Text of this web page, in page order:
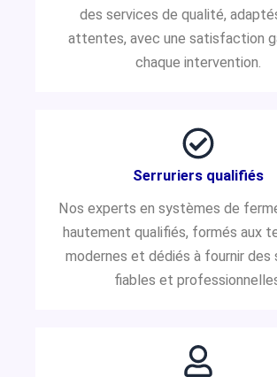
des services de qualité,
attentes, avec une satisfaction
chaque intervention.
Serruriers qualifiés
Nos experts en systèmes de
hautement qualifiés, formés aux
modernes et dédiés à fournir des
fiables et